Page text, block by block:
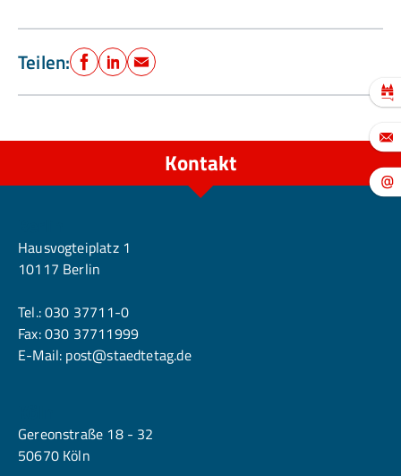
Teilen: Facebook
LinkedIn
E-Mail
Kontakt
Hausvogteiplatz 1
10117 Berlin
Tel.:030 37711-0
Fax: 030 37711999
E-Mail: post@staedtetag.de
Gereonstraße 18 - 32
50670 Köln